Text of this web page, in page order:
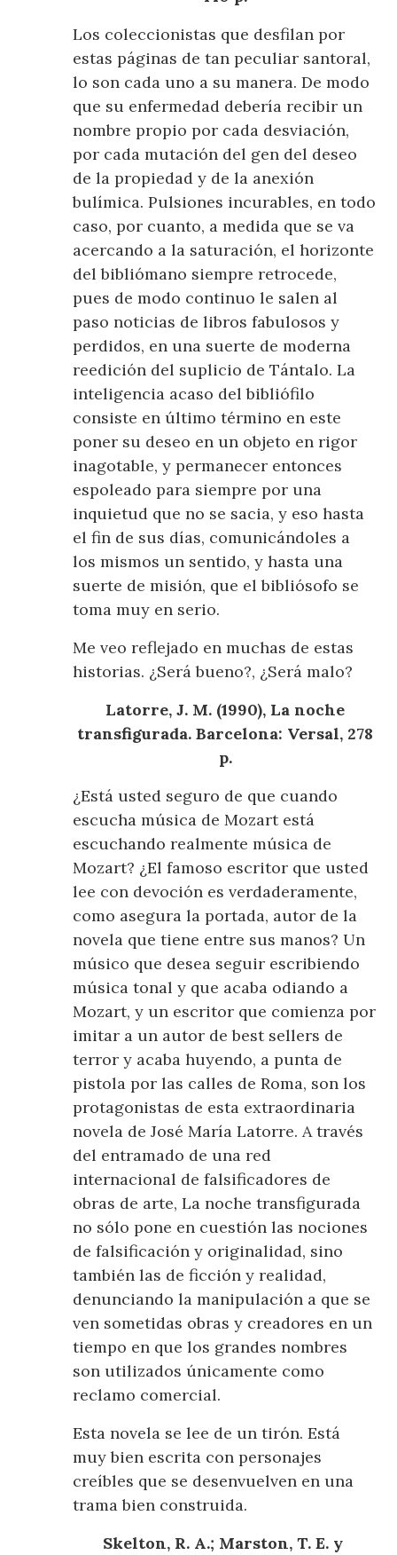
Los coleccionistas que desfilan por
estas páginas de tan peculiar santoral,
lo son cada uno a su manera. De modo
que su enfermedad debería recibir un
nombre propio por cada desviación,
por cada mutación del gen del deseo
de la propiedad y de la anexión
bulímica. Pulsiones incurables, en todo
caso, por cuanto, a medida que se va
acercando a la saturación, el horizonte
del bibliómano siempre retrocede,
pues de modo continuo le salen al
paso noticias de libros fabulosos y
perdidos, en una suerte de moderna
reedición del suplicio de Tántalo. La
inteligencia acaso del bibliófilo
consiste en último término en este
poner su deseo en un objeto en rigor
inagotable, y permanecer entonces
espoleado para siempre por una
inquietud que no se sacia, y eso hasta
el fin de sus días, comunicándoles a
los mismos un sentido, y hasta una
suerte de misión, que el bibliósofo se
toma muy en serio.
Me veo reflejado en muchas de estas
historias. ¿Será bueno?, ¿Será malo?
Latorre, J. M. (1990), La noche
transfigurada. Barcelona: Versal, 278
p.
¿Está usted seguro de que cuando
escucha música de Mozart está
escuchando realmente música de
Mozart? ¿El famoso escritor que usted
lee con devoción es verdaderamente,
como asegura la portada, autor de la
novela que tiene entre sus manos? Un
músico que desea seguir escribiendo
música tonal y que acaba odiando a
Mozart, y un escritor que comienza por
imitar a un autor de best sellers de
terror y acaba huyendo, a punta de
pistola por las calles de Roma, son los
protagonistas de esta extraordinaria
novela de José María Latorre. A través
del entramado de una red
internacional de falsificadores de
obras de arte, La noche transfigurada
no sólo pone en cuestión las nociones
de falsificación y originalidad, sino
también las de ficción y realidad,
denunciando la manipulación a que se
ven sometidas obras y creadores en un
tiempo en que los grandes nombres
son utilizados únicamente como
reclamo comercial.
Esta novela se lee de un tirón. Está
muy bien escrita con personajes
creíbles que se desenvuelven en una
trama bien construida.
Skelton, R. A.; Marston, T. E. y